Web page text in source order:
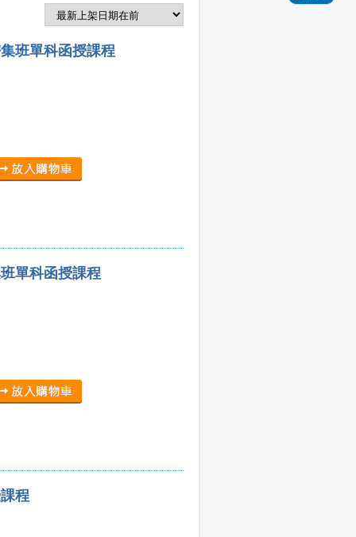
班單科函授課程
單科函授課程
程